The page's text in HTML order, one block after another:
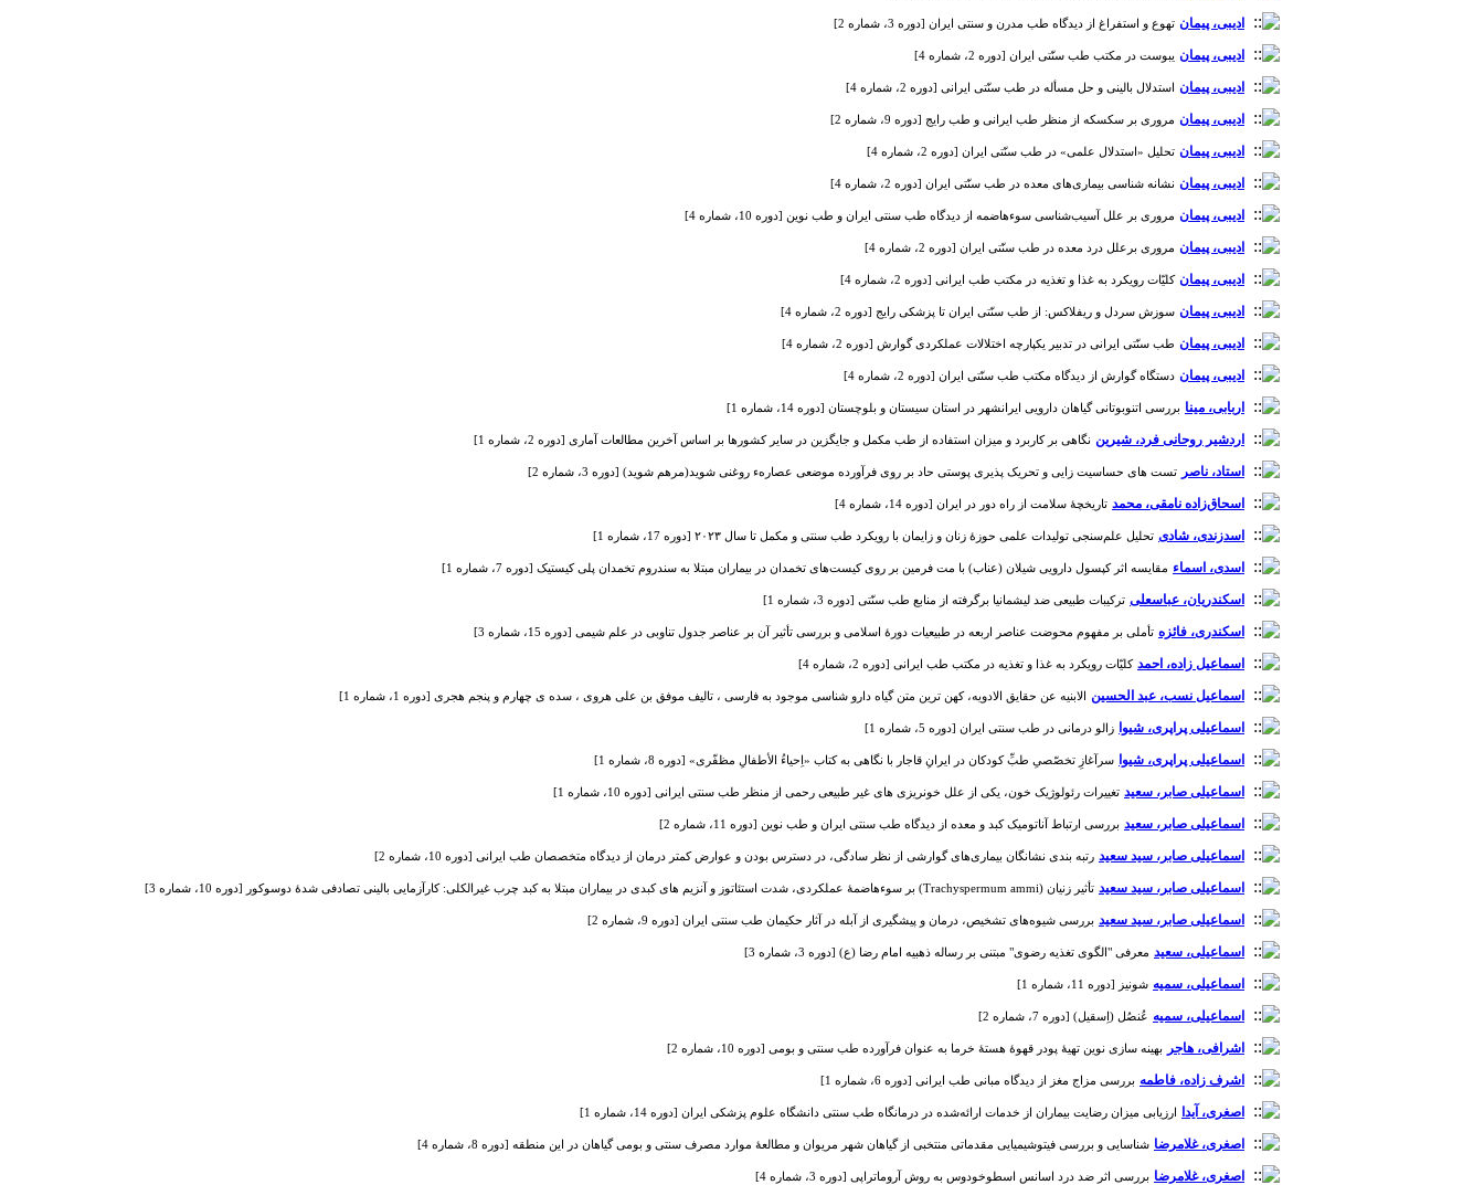
ادیبی، پیمان تهوع و استفراغ از دیدگاه طب مدرن و سنتی ایران [دوره 3، شماره 2]
ادیبی، پیمان یبوست در مکتب طب سنّتی ایران [دوره 2، شماره 4]
ادیبی، پیمان استدلال بالینی و حل مسأله در طب سنّتی ایرانی [دوره 2، شماره 4]
ادیبی، پیمان مروری بر سکسکه از منظر طب ایرانی و طب رایج [دوره 9، شماره 2]
ادیبی، پیمان تحلیل «استدلال علمی» در طب سنّتی ایران [دوره 2، شماره 4]
ادیبی، پیمان نشانه شناسی بیماری‌های معده در طب سنّتی ایران [دوره 2، شماره 4]
ادیبی، پیمان مروری بر علل آسیب‌شناسی سوء‌هاضمه از دیدگاه طب سنتی ایران و طب نوین [دوره 10، شماره 4]
ادیبی، پیمان مروری برعلل درد معده در طب سنّتی ایران [دوره 2، شماره 4]
ادیبی، پیمان کلیّات رویکرد به غذا و تغذیه در مکتب طب ایرانی [دوره 2، شماره 4]
ادیبی، پیمان سوزش سردل و ریفلاکس: از طب سنّتی ایران تا پزشکی رایج [دوره 2، شماره 4]
ادیبی، پیمان طب سنّتی ایرانی در تدبیر یکپارچه اختلالات عملکردی گوارش [دوره 2، شماره 4]
ادیبی، پیمان دستگاه گوارش از دیدگاه مکتب طب سنّتی ایران [دوره 2، شماره 4]
اربابی، مینا بررسی اتنوبوتانی گیاهان دارویی ایرانشهر در استان سیستان و بلوچستان [دوره 14، شماره 1]
اردشیر روحانی فرد، شیرین نگاهی بر کاربرد و میزان استفاده از طب مکمل و جایگزین در سایر کشورها بر اساس آخرین مطالعات آماری [دوره 2، شماره 1]
استاد، ناصر تست های حساسیت زایی و تحریک پذیری پوستی حاد بر روی فرآورده موضعی عصارهء روغنی شوید(مرهم شوید) [دوره 3، شماره 2]
اسحاق‌زاده نامقی، محمد تاریخچۀ سلامت از راه دور در ایران [دوره 14، شماره 4]
اسدزندی، شادی تحلیل علم‌سنجی تولیدات علمی حوزۀ زنان و زایمان با رویکرد طب سنتی و مکمل تا سال ۲۰۲۳ [دوره 17، شماره 1]
اسدی، اسماء مقایسه اثر کپسول دارویی شیلان (عناب) با مت فرمین بر روی کیست‌های تخمدان در بیماران مبتلا به سندروم تخمدان پلی کیستیک [دوره 7، شماره 1]
اسکندریان، عباسعلی ترکیبات طبیعی ضد لیشمانیا برگرفته از منابع طب سنّتی [دوره 3، شماره 1]
اسکندری، فائزه تأملی بر مفهوم محوضت عناصر اربعه در طبیعیات دورۀ اسلامی و بررسی تأثیر آن بر عناصر جدول تناوبی در علم شیمی [دوره 15، شماره 3]
اسماعیل زاده، احمد کلیّات رویکرد به غذا و تغذیه در مکتب طب ایرانی [دوره 2، شماره 4]
اسماعیل نسب، عبد الحسین الابنیه عن حقایق الادویه، کهن ترین متن گیاه دارو شناسی موجود به فارسی ، تالیف موفق بن علی هروی ، سده ی چهارم و پنجم هجری [دوره 1، شماره 1]
اسماعیلی پراپری، شیوا زالو درمانی در طب سنتی ایران [دوره 5، شماره 1]
اسماعیلی پراپری، شیوا سرآغازِ تخصّصیِ طبِّ کودکان در ایرانِ قاجار با نگاهی به کتاب «اِحیاءُ الأطفالِ مظفّری» [دوره 8، شماره 1]
اسماعیلی صابر، سعید تغییرات رئولوژیک خون، یکی از علل خونریزی های غیر طبیعی رحمی از منظر طب سنتی ایرانی [دوره 10، شماره 1]
اسماعیلی صابر، سعید بررسی ارتباط آناتومیک کبد و معده از دیدگاه طب سنتی ایران و طب نوین [دوره 11، شماره 2]
اسماعیلی صابر، سید سعید رتبه بندی نشانگان بیماری‌های گوارشی از نظر سادگی، در دسترس بودن و عوارض کمتر درمان از دیدگاه متخصصان طب ایرانی [دوره 10، شماره 2]
اسماعیلی صابر، سید سعید تأثیر زنیان (Trachyspermum ammi) بر سوءهاضمۀ عملکردی، شدت استئاتوز و آنزیم های کبدی در بیماران مبتلا به کبد چرب غیرالکلی: کارآزمایی بالینی تصادفی شدۀ دوسوکور [دوره 10، شماره 3]
اسماعیلی صابر، سید سعید بررسی شیوه‌های تشخیص، درمان و پیشگیری از آبله در آثار حکیمان طب سنتی ایران [دوره 9، شماره 2]
اسماعیلی، سعید معرفی "الگوی تغذیه رضوی" مبتنی بر رساله ذهبیه امام رضا (ع) [دوره 3، شماره 3]
اسماعیلی، سمیه شونیز [دوره 11، شماره 1]
اسماعیلی، سمیه عُنصُل (اِسقیل) [دوره 7، شماره 2]
اشرافی، هاجر بهینه سازی نوین تهیۀ پودر قهوۀ هستۀ خرما به عنوان فرآورده طب سنتی و بومی [دوره 10، شماره 2]
اشرف زاده، فاطمه بررسی مزاج مغز از دیدگاه مبانی طب ایرانی [دوره 6، شماره 1]
اصغری، آیدا ارزیابی میزان رضایت بیماران از خدمات ارائه‌شده در درمانگاه طب سنتی دانشگاه علوم پزشکی ایران [دوره 14، شماره 1]
اصغری، غلامرضا شناسایی و بررسی فیتوشیمیایی مقدماتی منتخبی از گیاهان شهر مریوان و مطالعۀ موارد مصرف سنتی و بومی گیاهان در این منطقه [دوره 8، شماره 4]
اصغری، غلامرضا بررسی اثر ضد درد اسانس اسطوخودوس به روش آروماتراپی [دوره 3، شماره 4]